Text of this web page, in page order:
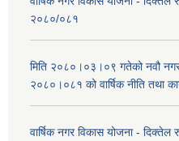
२०८०/०८१
मिति २०८०।०३।०९ गतेको नवौ
२०८०।०८१ को वार्षिक नीति तथा
वार्षिक नगर विकास योजना -